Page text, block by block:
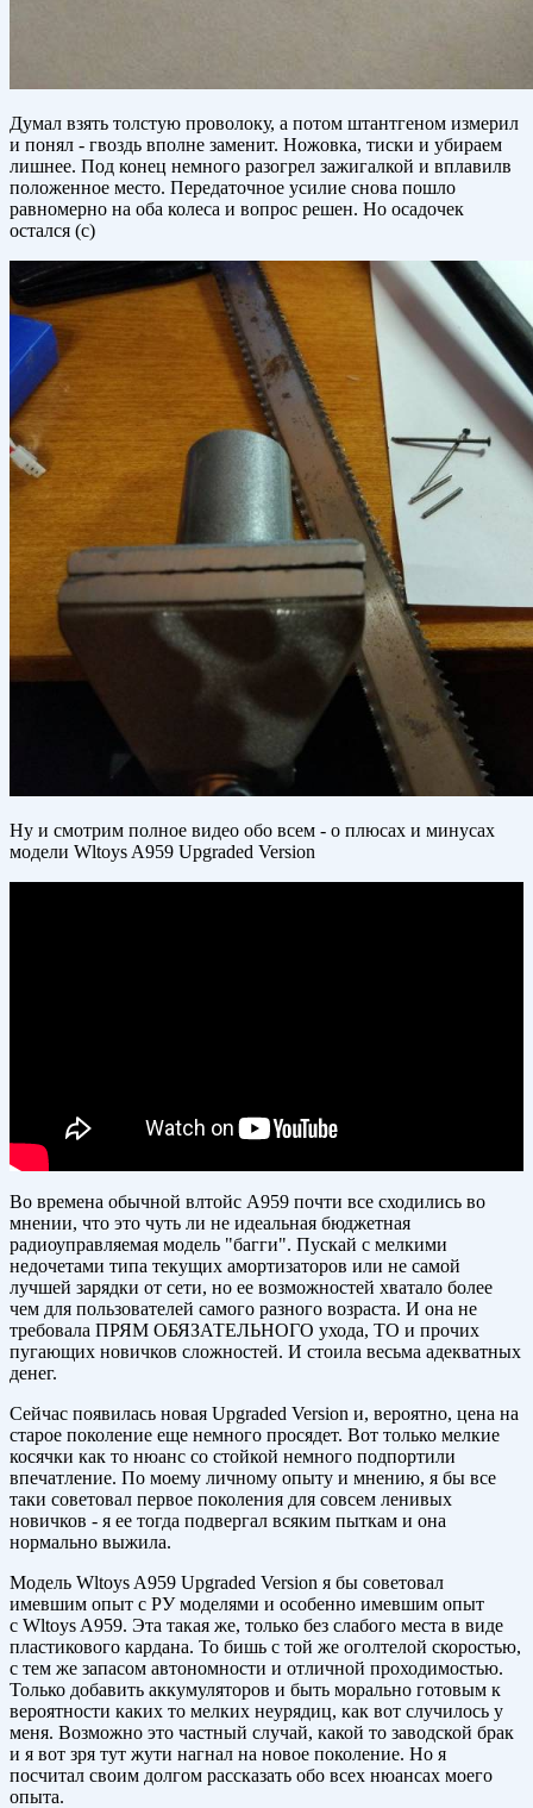
Думал взять толстую проволоку, а потом штантгеном измерил
и понял - гвоздь вполне заменит. Ножовка, тиски и убираем
лишнее. Под конец немного разогрел зажигалкой и вплавилв
положенное место. Передаточное усилие снова пошло
равномерно на оба колеса и вопрос решен. Но осадочек
остался (с)
Ну и смотрим полное видео обо всем - о плюсах и минусах
модели Wltoys A959 Upgraded Version
Во времена обычной влтойс А959 почти все сходились во
мнении, что это чуть ли не идеальная бюджетная
радиоуправляемая модель "багги". Пускай с мелкими
недочетами типа текущих амортизаторов или не самой
лучшей зарядки от сети, но ее возможностей хватало более
чем для пользователей самого разного возраста. И она не
требовала ПРЯМ ОБЯЗАТЕЛЬНОГО ухода, ТО и прочих
пугающих новичков сложностей. И стоила весьма адекватных
денег.
Сейчас появилась новая Upgraded Version и, вероятно, цена на
старое поколение еще немного просядет. Вот только мелкие
косячки как то нюанс со стойкой немного подпортили
впечатление. По моему личному опыту и мнению, я бы все
таки советовал первое поколения для совсем ленивых
новичков - я ее тогда подвергал всяким пыткам и она
нормально выжила.
Модель Wltoys A959 Upgraded Version я бы советовал
имевшим опыт с РУ моделями и особенно имевшим опыт
с Wltoys A959. Эта такая же, только без слабого места в виде
пластикового кардана. То бишь с той же оголтелой скоростью,
с тем же запасом автономности и отличной проходимостью.
Только добавить аккумуляторов и быть морально готовым к
вероятности каких то мелких неурядиц, как вот случилось у
меня. Возможно это частный случай, какой то заводской брак
и я вот зря тут жути нагнал на новое поколение. Но я
посчитал своим долгом рассказать обо всех нюансах моего
опыта.